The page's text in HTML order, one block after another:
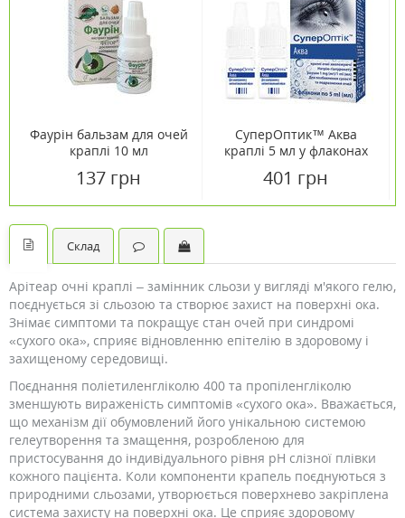
Фаурін бальзам для очей
краплі 10 мл
137 грн
СуперОптик™ Аква
краплі 5 мл у флаконах
401 грн
Склад
Арітеар очні краплі – замінник сльози у вигляді м'якого гелю,
поєднується зі сльозою та створює захист на поверхні ока.
Знімає симптоми та покращує стан очей при синдромі
«сухого ока», сприяє відновленню епітелію в здоровому і
захищеному середовищі.
Поєднання поліетиленгліколю 400 та пропіленгліколю
зменшують вираженість симптомів «сухого ока». Вважається,
що механізм дії обумовлений його унікальною системою
гелеутворення та змащення, розробленою для
пристосування до індивідуального рівня рН слізної плівки
кожного пацієнта. Коли компоненти крапель поєднуються з
природними сльозами, утворюється поверхнево закріплена
система захисту на поверхні ока. Це сприяє здоровому